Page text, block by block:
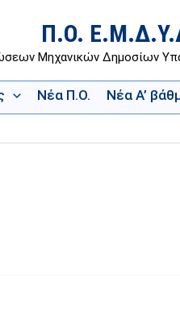
Π.Ο.
Μηχανικών Δημοσίων
Νέα Π.Ο. Νέα Α’